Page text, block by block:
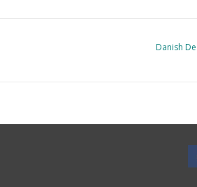
Danish